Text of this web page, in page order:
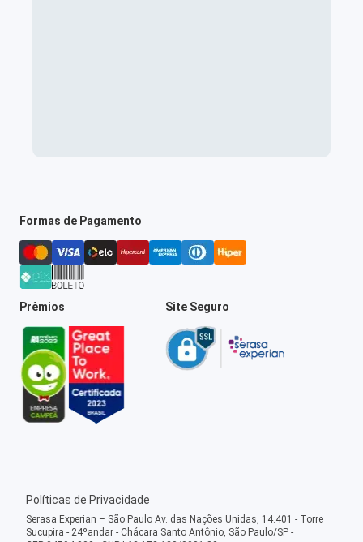
Formas de Pagamento
Prêmios Site Seguro
Políticas de Privacidade
Serasa Experian – São Paulo Av. das Nações Unidas, 14.401 - Torre
Sucupira - 24ºandar - Chácara Santo Antônio, São Paulo/SP -